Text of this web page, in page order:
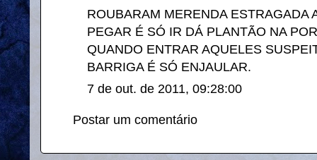
ROUBARAM MERENDA ESTRAGADA
PEGAR É SÓ IR DÁ PLANTÃO NA
QUANDO ENTRAR AQUELES
BARRIGA É SÓ ENJAULAR.
7 de out. de 2011, 09:28:00
Postar um comentário